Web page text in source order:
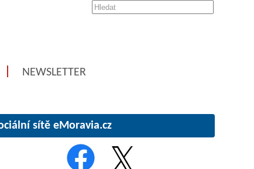
NEWSLETTER
sítě eMoravia.cz